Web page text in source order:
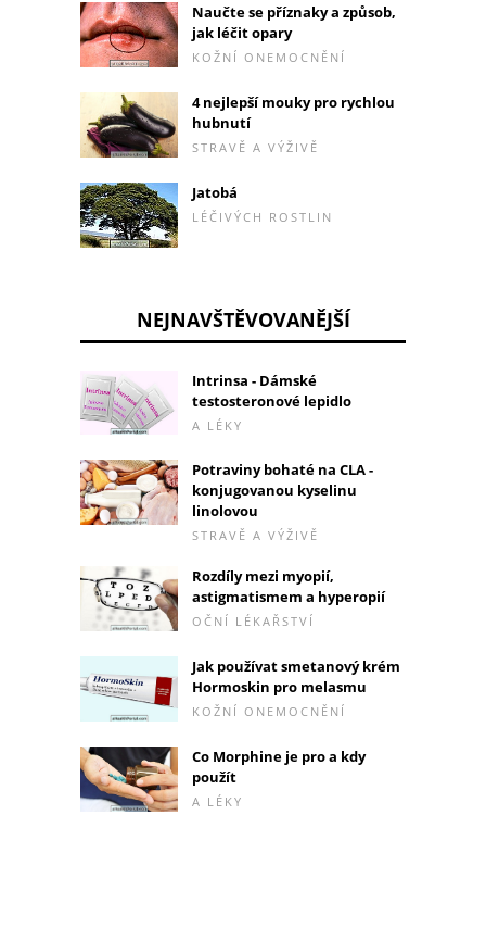
Naučte se příznaky a způsob,
jak léčit opary
KOŽNÍ ONEMOCNĚNÍ
4 nejlepší mouky pro rychlou
hubnutí
STRAVĚ A VÝŽIVĚ
Jatobá
LÉČIVÝCH ROSTLIN
NEJNAVŠTĚVOVANĚJŠÍ
Intrinsa - Dámské
testosteronové lepidlo
A LÉKY
Potraviny bohaté na CLA -
konjugovanou kyselinu
linolovou
STRAVĚ A VÝŽIVĚ
Rozdíly mezi myopií,
astigmatismem a hyperopií
OČNÍ LÉKAŘSTVÍ
Jak používat smetanový krém
Hormoskin pro melasmu
KOŽNÍ ONEMOCNĚNÍ
Co Morphine je pro a kdy
použít
A LÉKY